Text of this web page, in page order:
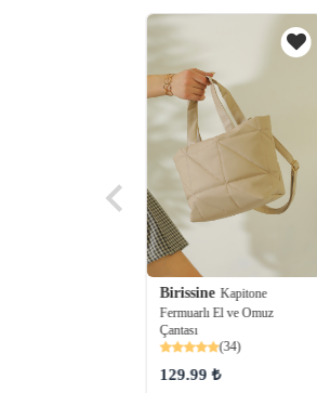
Birissine Kapitone
Fermuarlı El ve Omuz
Çantası
(34)
129.99 ₺